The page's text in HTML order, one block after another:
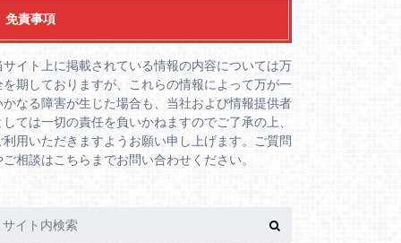
免責事項
サイト上に掲載されている情報の内容については万
を期しておりますが、これらの情報によって万が一
かなる障害が生じた場合も、当社および情報提供者
しては一切の責任を負いかねますのでご了承の上、
利用いただきますようお願い申し上げます。ご質問
ご相談はこちら までお問い合わせください。